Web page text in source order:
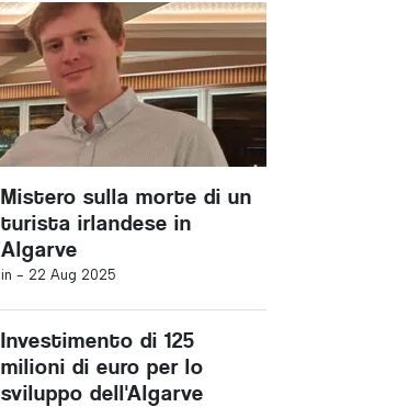
Mistero sulla morte di un
turista irlandese in
Algarve
in - 22 Aug 2025
Investimento di 125
milioni di euro per lo
sviluppo dell'Algarve